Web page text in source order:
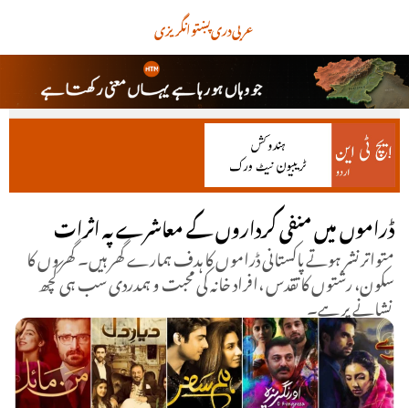
انگریزیپښتودریعربی
ڈراموں میں منفی کرداروں کے معاشرے پہ اثرات
متواتر نشر ہوتے پاکستانی ڈراموں کا ہدف ہمارے گھر ہیں۔ گھروں کا
سکون، رشتوں کا تقدس ،افراد خانہ کی محبت و ہمدردی سب ہی کچھ
نشانے پر ہے۔